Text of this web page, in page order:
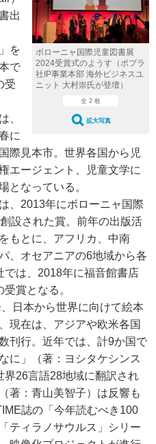
ボローニャ国際児童図書展
2024受賞式のようす（ポプラ
社IP事業本部 海外ビジネスユ
ニット 大村崇氏が登壇）
全 2 枚
拡大写真
出
を
で
受
、
に
際見本市。世界各国から児
エージェント、児童文学に
となっている。
、2013年にボローニャ国際
設された賞。前年の出版活
もとに、アフリカ、中南
、オセアニアの6地域から各
では、2018年に福音館書店
賞となる。
日本から世界に向けて絵本
現在は、アジアや欧米各国
刊行。近年では、計9か国で
に」（著：ヨシタケシンス
26言語28地域に翻訳され
著：青山美智子）は反響も
誌の「今年読むべき100
ティラノサウルス」シリー